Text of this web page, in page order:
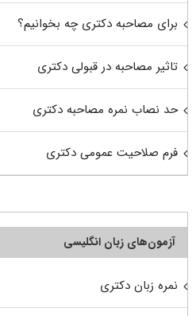
برای مصاحبه دکتری چه بخوانیم؟
تاثیر مصاحبه در قبولی دکتری
حد نصاب نمره مصاحبه دکتری
فرم صلاحیت عمومی دکتری
آزمون‌های زبان انگلیسی
نمره زبان دکتری